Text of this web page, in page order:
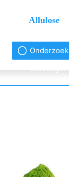
Allulose
Onderzoek
toevoegen